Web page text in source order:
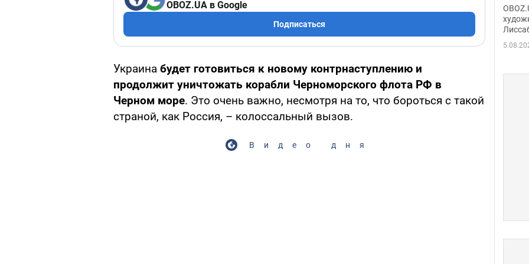
OBOZ.UA в Google
Подписаться
Украина будет готовиться к новому контрнаступлению и
продолжит уничтожать корабли Черноморского флота РФ в
Черном море. Это очень важно, несмотря на то, что бороться с такой
страной, как Россия, – колоссальный вызов.
Видео дня
сына